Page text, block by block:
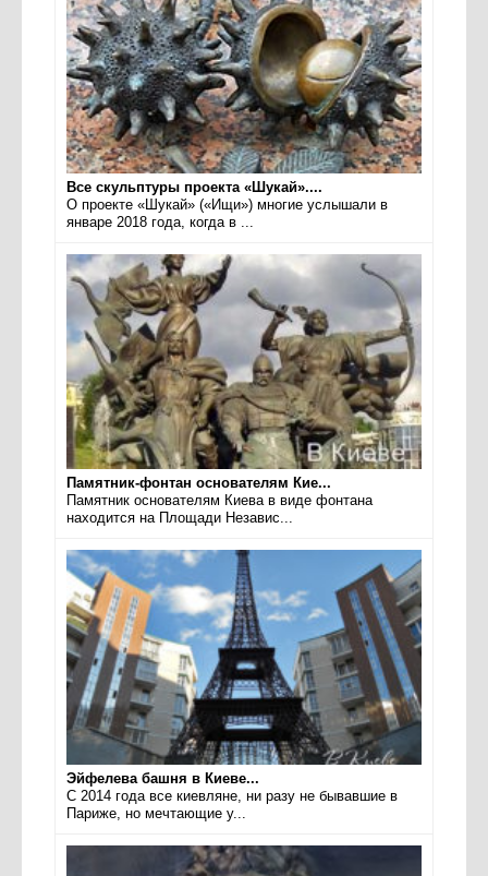
Все скульптуры проекта «Шукай»....
О проекте «Шукай» («Ищи») многие услышали в
январе 2018 года, когда в ...
Памятник-фонтан основателям Кие...
Памятник основателям Киева в виде фонтана
находится на Площади Независ...
Эйфелева башня в Киеве...
С 2014 года все киевляне, ни разу не бывавшие в
Париже, но мечтающие у...